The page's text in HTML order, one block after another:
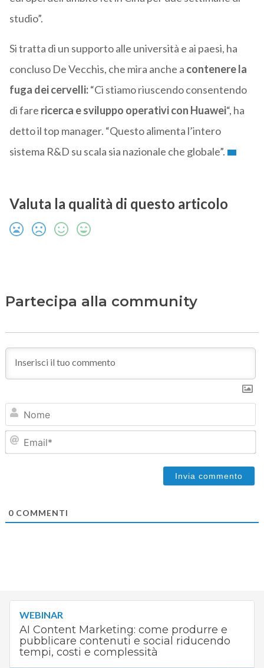
studio”.
Si tratta di un supporto alle università e ai paesi, ha
concluso De Vecchis, che mira anche a contenere la
fuga dei cervelli:“Ci stiamo riuscendo consentendo
di fare ricerca e sviluppo operativi con Huawei“, ha
detto il top manager. “Questo alimenta l’intero
sistema R&D su scala sia nazionale che globale”.
Valuta la qualità di questo articolo
Partecipa alla community
0COMMENTI
WEBINAR
AI Content Marketing: come produrre e
pubblicare contenuti e social riducendo
tempi, costi e complessità